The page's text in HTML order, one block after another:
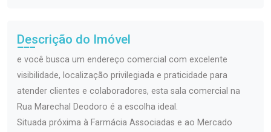
Descrição do Imóvel
e você busca um endereço comercial com excelente
visibilidade, localização privilegiada e praticidade para
atender clientes e colaboradores, esta sala comercial na
Rua Marechal Deodoro é a escolha ideal.
Situada próxima à Farmácia Associadas e ao Mercado